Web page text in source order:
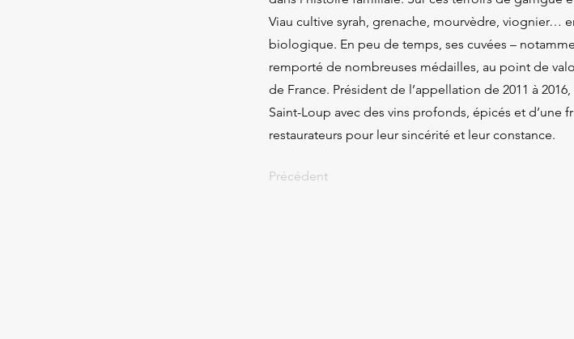
Viau cultive syrah, grenache, mourvèdre, viognier…
biologique. En peu de temps, ses cuvées –
remporté de nombreuses médailles, au point de
de France. Président de l’appellation de 2011 à
Saint-Loup avec des vins profonds, épicés et d’une
restaurateurs pour leur sincérité et leur constance.
Précédent